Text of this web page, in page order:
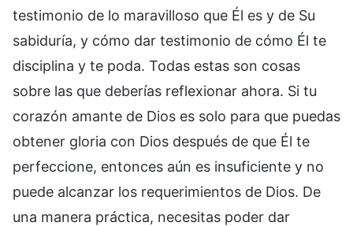
testimonio de lo maravilloso que Él es y de Su
sabiduría, y cómo dar testimonio de cómo Él te
disciplina y te poda. Todas estas son cosas
sobre las que deberías reflexionar ahora. Si tu
corazón amante de Dios es solo para que puedas
obtener gloria con Dios después de que Él te
perfeccione, entonces aún es insuficiente y no
puede alcanzar los requerimientos de Dios. De
una manera práctica, necesitas poder dar